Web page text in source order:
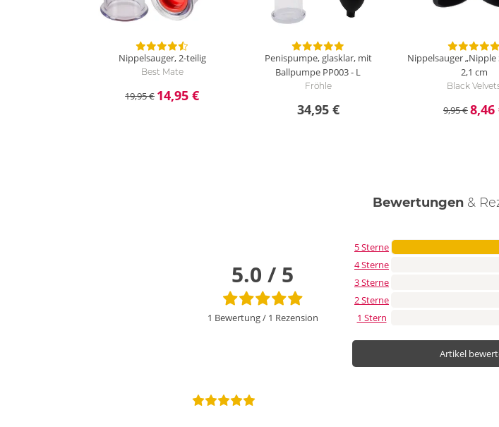
Wie reinige ich
Trenne zunächst
Wasser mit
12 cm lang, 7,5
Nippelsauger, 2-teilig
Best Mate
19,95 € 14,95 €
Penispumpe, glasklar, mit
Ballpumpe PP003 - L
Fröhle
34,95 €
Nippelsauger „Nipple
2,1 cm
Black
9,95 €8,46
Bewertungen &
5.0 / 5
1 Bewertung/ 1 Rezension
5 Sterne
4 Sterne
3 Sterne
2 Sterne
1 Stern
Artikel